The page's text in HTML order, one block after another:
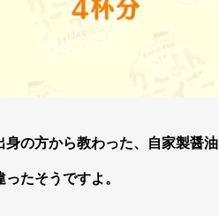
身の方から教わった、自家製醤油
たそうですよ。